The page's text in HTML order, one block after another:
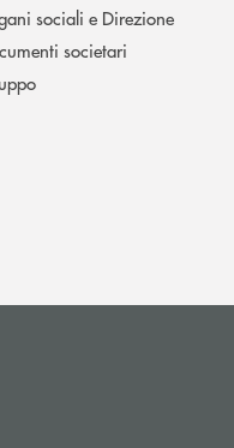
sociali e Direzione
societari